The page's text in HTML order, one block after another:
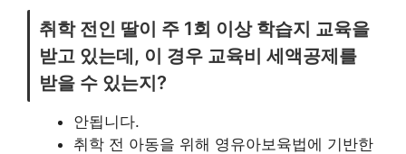
취학 전인 딸이 주 1회 이상 학습지 교육을
받고 있는데, 이 경우 교육비 세액공제를
받을 수 있는지?
안됩니다.
취학 전 아동을 위해 영유아보육법에 기반한